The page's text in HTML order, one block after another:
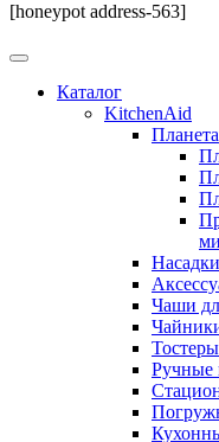
[honeypot address-563]
Каталог
KitchenAid
Чаши
Ручные